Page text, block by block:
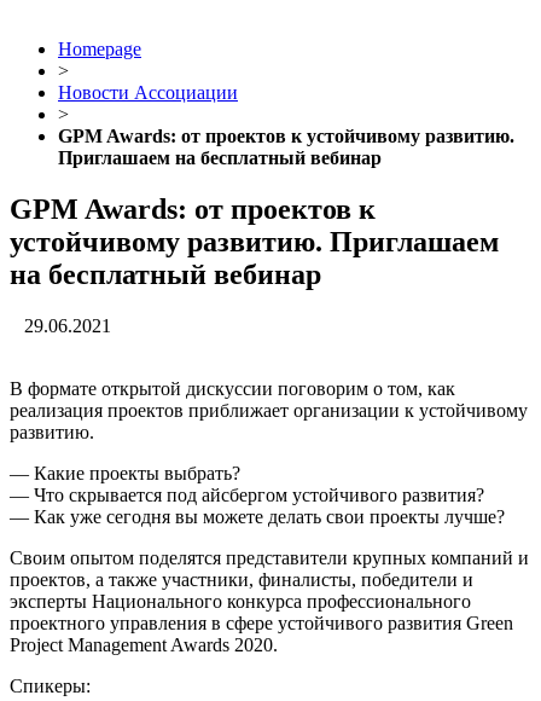
Homepage
>
Новости Ассоциации
>
GPM Awards: от проектов к устойчивому развитию.
Приглашаем на бесплатный вебинар
GPM Awards: от проектов к
устойчивому развитию. Приглашаем
на бесплатный вебинар
29.06.2021
В формате открытой дискуссии поговорим о том, как
реализация проектов приближает организации к устойчивому
развитию.
— Какие проекты выбрать?
— Что скрывается под айсбергом устойчивого развития?
— Как уже сегодня вы можете делать свои проекты лучше?
Своим опытом поделятся представители крупных компаний и
проектов, а также участники, финалисты, победители и
эксперты Национального конкурса профессионального
проектного управления в сфере устойчивого развития Green
Project Management Awards 2020.
Спикеры: